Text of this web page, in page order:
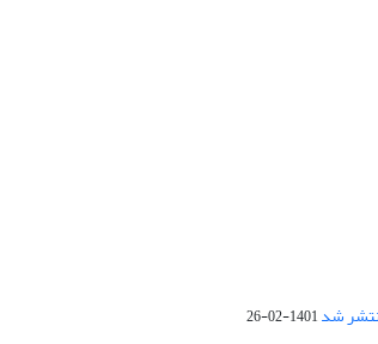
1401-02-26